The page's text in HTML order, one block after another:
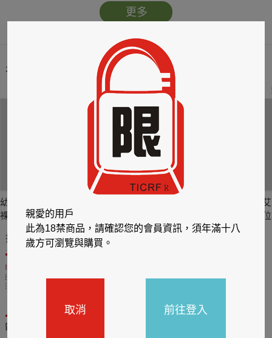
條新路向。宗旨是以開放的態度重新界定性感的意義，釋放被偽
善封閉且發自內心的欲念與渴望。
更多
本類暢銷榜
幼兒園老師麻糬- 全
裸寫真 【2】
3
推薦你買好東西
親愛的用戶
此為18禁商品，請確認您的會員資訊，須年滿十八
歲方可瀏覽與購買。
取消 前往登入